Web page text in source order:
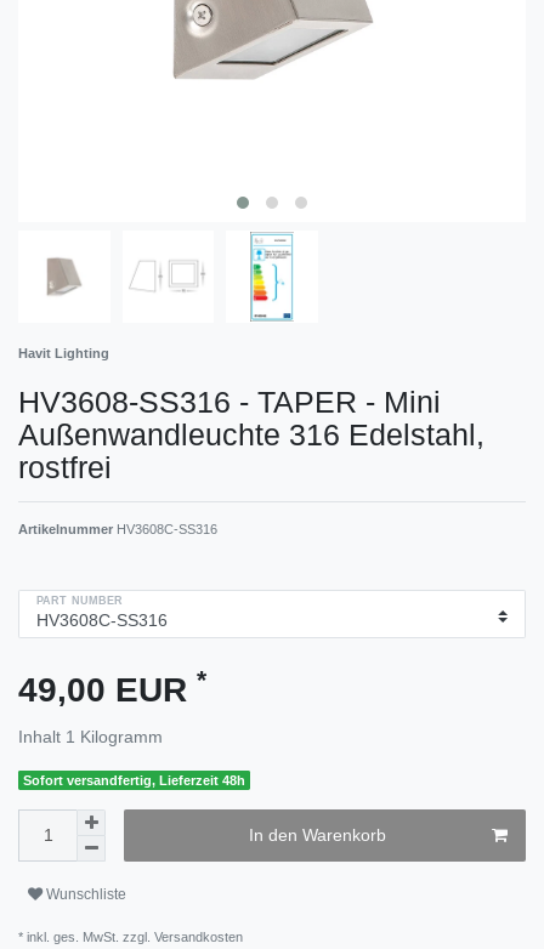
Havit Lighting
HV3608-SS316 - TAPER - Mini
Außenwandleuchte 316 Edelstahl,
rostfrei
Artikelnummer HV3608C-SS316
PART NUMBER
49,00 EUR *
Inhalt 1 Kilogramm
Sofort versandfertig, Lieferzeit 48h
In den Warenkorb
Wunschliste
* inkl. ges. MwSt. zzgl. Versandkosten